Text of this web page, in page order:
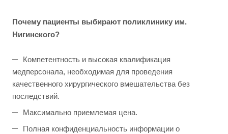
Почему пациенты выбирают поликлинику им.
Нигинского?
Компетентность и высокая квалификация
медперсонала, необходимая для проведения
качественного хирургического вмешательства без
последствий.
Максимально приемлемая цена.
Полная конфиденциальность информации о